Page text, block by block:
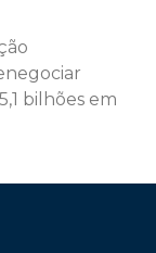
bilhões em